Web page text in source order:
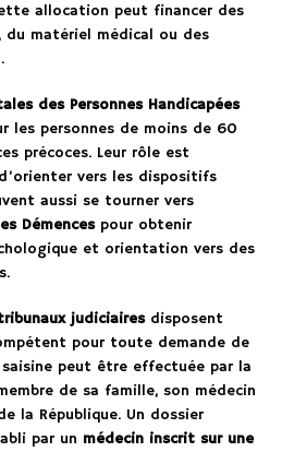
allocation peut financer des
du matériel médical ou des
des Personnes Handicapées
les personnes de moins de 60
précoces. Leur rôle est
vers les dispositifs
aussi se tourner vers
Démencespour obtenir
et orientation vers des
judiciairesdisposent
pour toute demande de
peut être effectuée par la
de sa famille, son médecin
la République. Un dossier
par un médecin inscrit sur une